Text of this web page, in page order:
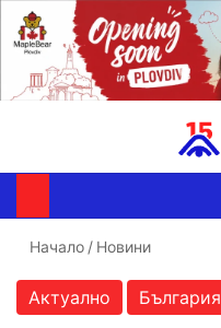
Начало / Новини
Актуално България